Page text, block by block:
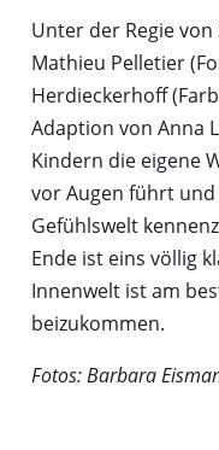
Unter der Regie
Mathieu Pelletier
Herdieckerhoff
Adaption von Anna
Kindern die eigene
vor Augen führt
Gefühlswelt
Ende ist eins völlig
Innenwelt ist am
beizukommen.
Fotos: Barbara